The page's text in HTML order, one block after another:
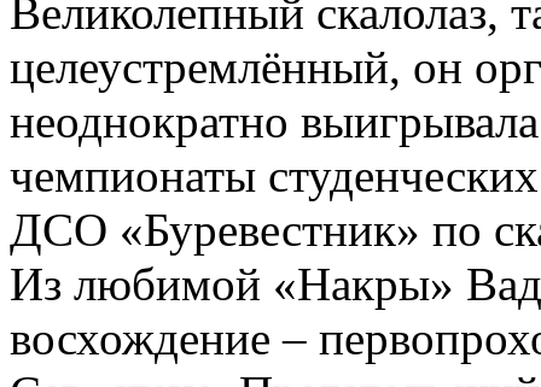
Великолепный скалолаз,
целеустремлённый, он
неоднократно
чемпионаты
ДСО «Буревестник» по
Из любимой «Накры»
восхождение –